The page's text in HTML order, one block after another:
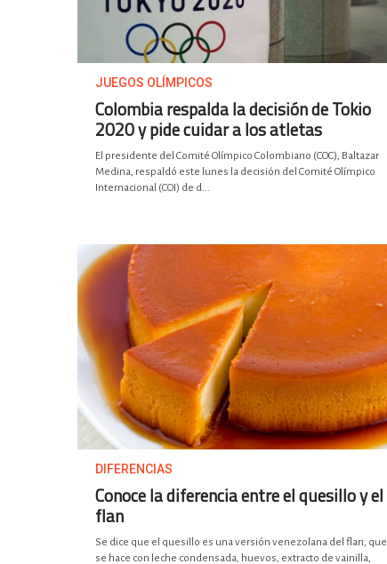
JUEGOS OLÍMPICOS
Colombia respalda la decisión de Tokio
2020 y pide cuidar a los atletas
El presidente del Comité Olímpico Colombiano (COC), Baltazar
Medina, respaldó este lunes la decisión del Comité Olímpico
Internacional (COI) de d...
DIFERENCIAS
Conoce la diferencia entre el quesillo y el
flan
Se dice que el quesillo es una versión venezolana del flan, que
se hace con leche condensada, huevos, extracto de vainilla,